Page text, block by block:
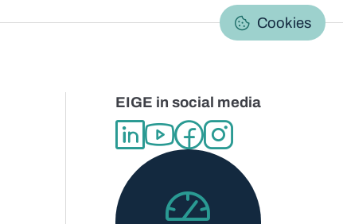
Cookies
EIGE in social media